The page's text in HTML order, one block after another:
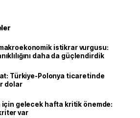
istikrar vurgusu:
daha da güçlendirdik
Türkiye-Polonya ticaretinde
dolar
için gelecek hafta kritik önemde:
var